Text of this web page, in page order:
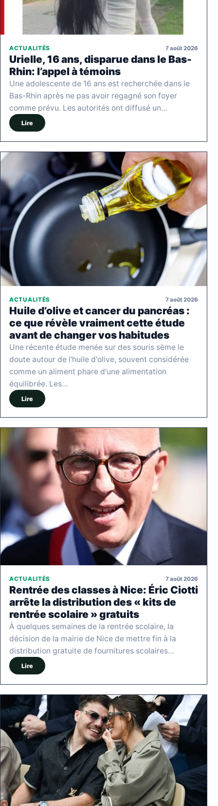
ACTUALITÉS 7 août 2026
Urielle, 16 ans, disparue dans le Bas-
Rhin: l’appel à témoins
Une adolescente de 16 ans est recherchée dans le
Bas-Rhin après ne pas avoir regagné son foyer
comme prévu. Les autorités ont diffusé un…
Lire
ACTUALITÉS 7 août 2026
Huile d’olive et cancer du pancréas :
ce que révèle vraiment cette étude
avant de changer vos habitudes
Une récente étude menée sur des souris sème le
doute autour de l'huile d'olive, souvent considérée
comme un aliment phare d'une alimentation
équilibrée. Les…
Lire
ACTUALITÉS 7 août 2026
Rentrée des classes à Nice: Éric Ciotti
arrête la distribution des « kits de
rentrée scolaire » gratuits
À quelques semaines de la rentrée scolaire, la
décision de la mairie de Nice de mettre fin à la
distribution gratuite de fournitures scolaires…
Lire